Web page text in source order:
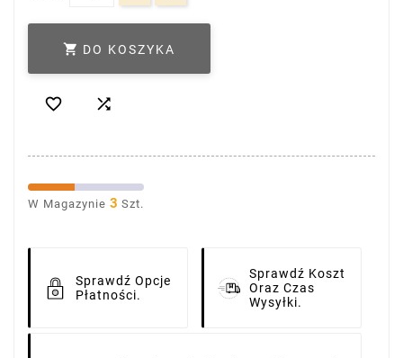
 DO KOSZYKA
 
W Magazynie 3 Szt.
Sprawdź Opcje
Płatności.
Sprawdź Koszt
Oraz Czas
Wysyłki.